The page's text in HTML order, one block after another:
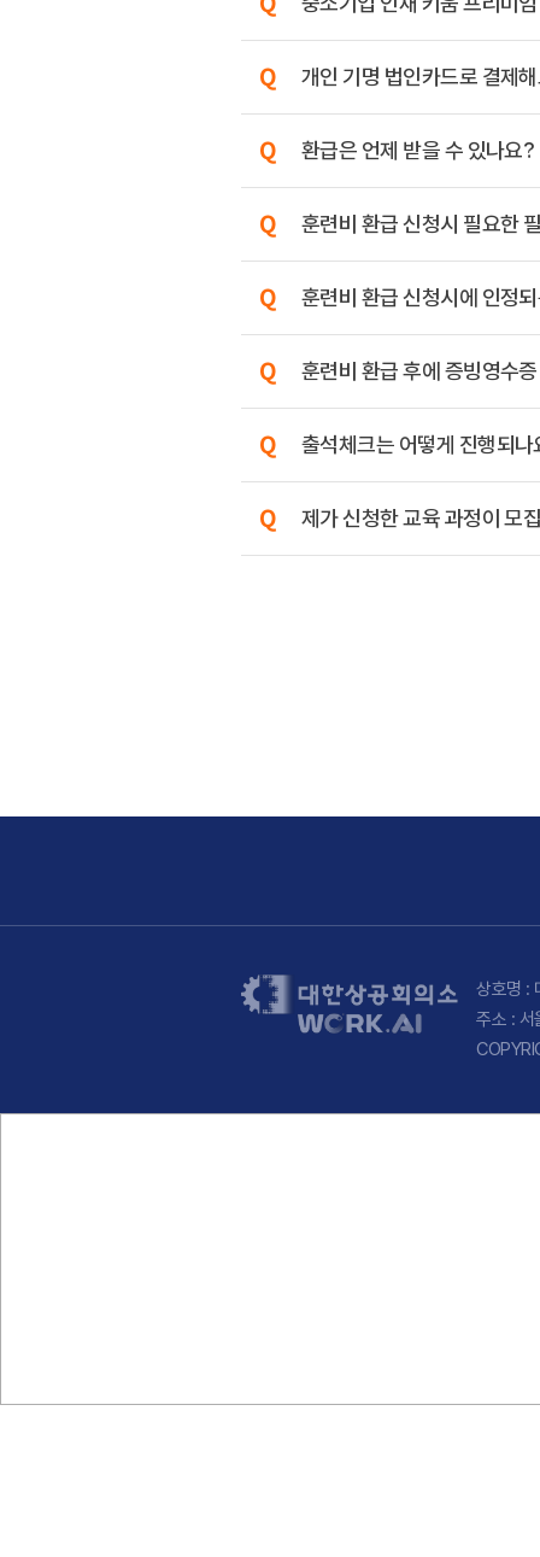
개인 기명 법인카드로 결제
환급은 언제 받을 수 있나요?
훈련비 환급 신청시 필요한
훈련비 환급 신청시에 인정
훈련비 환급 후에 증빙영수
출석체크는 어떻게 진행되나
제가 신청한 교육 과정이 모
상호명 :
주소 :